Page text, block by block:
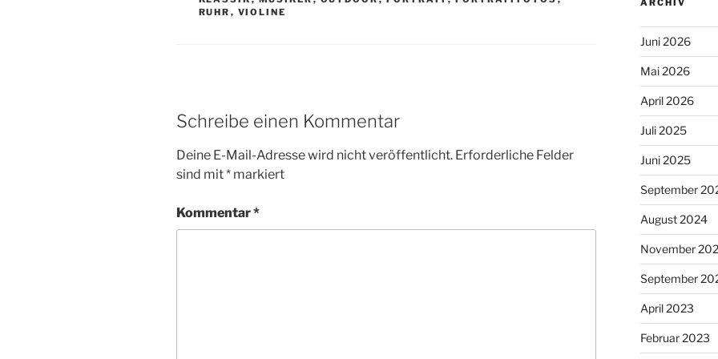
RUHR , VIOLINE
Schreibe einen Kommentar
Deine E-Mail-Adresse wird nicht veröffentlicht. Erforderliche Felder
sind mit* markiert
Kommentar*
Juni 2026
Mai 2026
April 2026
Juli 2025
Juni 2025
September
August 2024
November
September
April 2023
Februar 2023